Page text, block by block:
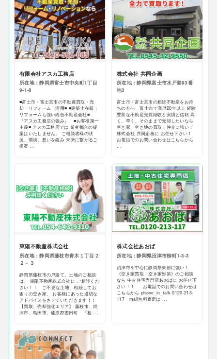
有限会社アスカ工務店
所在地：静岡県富士市中央町1丁目
9-1-8
■富士市・富士宮市の不動産買取・売
却・リフォーム・活用■ ■建築士在籍：
リフォームも強い総合不動産会社■
『アスカ工務店の強み』 ■お客様第一
主義■ アスカ工務店では 業者都合の提
案はいたしません。 ご相談者様の状
況、環境、想いを鑑み 未来に繋がるご
提案 ...
株式会社 共同企画
所在地：静岡県富士市水戸島93番
地3
富士市・富士宮市の相続不動産をお持
ちの方へ 富士市で業歴20年以上 経験
豊富な不動産売買経験と実績と信頼 高
く、早く、そのままで売却したいなら
空き家、空き地の買取・仲介に強い！
株式会社 共同企画に お任せ下さい！
お電話でのお問い合わせはこちらから
...
東陽不動産株式会社
所在地：静岡県藤枝市青木１丁目２
２－３
静岡県藤枝市の戸建て、土地のご相談
は、 東陽不動産株式会社に ご相談くだ
さい！！ ご不要な土地、相続してお
困りの空き家、 お客様にあった適切な
アドバイスをさせていただきます！！
【買取、売却強化エリア】 藤枝市、焼
津市、島田市、榛原郡吉田町 「相 ...
株式会社あおば
所在地：静岡県沼津市柳町1-3-3
沼津市を中心に静岡県東部に強い！
《空き家買取・空き家対策》のご相談
なら 中古住宅専門店あおばに お任せ下
さい！！ お電話でのお問い合わせは
こちらから phone_in_talk 0120-213-
117 mail無料査定は ...